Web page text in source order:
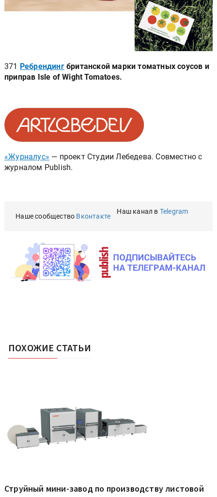
371 Ребрендингбританской марки томатных соусов и
приправ Isle of Wight Tomatoes.
«Журналус» — проект Студии Лебедева. Совместно с
журналом Publish.
Наше сообщество Вконтакте
Наш канал в Telegram
ПОХОЖИЕ СТАТЬИ
Струйный мини-завод по производству листовой